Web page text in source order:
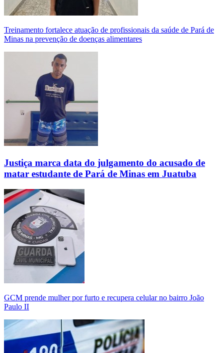
Treinamento fortalece atuação de profissionais da saúde de Pará de
Minas na prevenção de doenças alimentares
Justiça marca data do julgamento do acusado de
matar estudante de Pará de Minas em Juatuba
GCM prende mulher por furto e recupera celular no bairro João
Paulo II